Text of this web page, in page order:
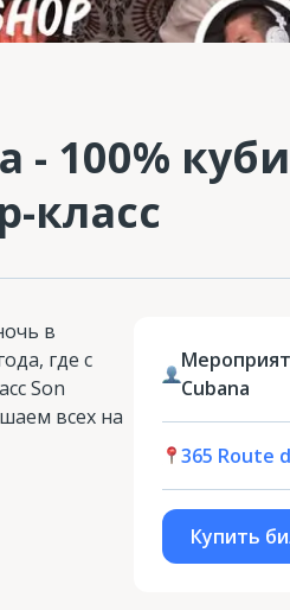
- 100%
класс
в
где с
Son
всех на
Cubana
365 Route
Купить